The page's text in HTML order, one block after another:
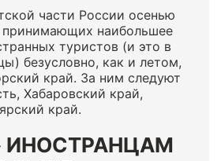
части России осенью
принимающих наибольшее
туристов (и это в
безусловно, как и летом,
край. За ним следуют
Хабаровский край,
край.
ИНОСТРАНЦАМ